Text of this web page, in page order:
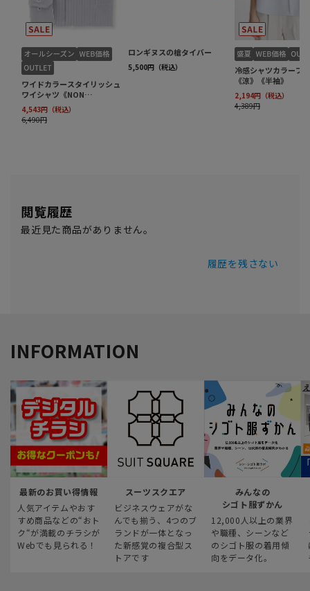
閲覧履歴
最近見た商品がありません。
履歴を残さない
INFORMATION
最新のお買い得情報
人気アイテムやおす
すめ商品などの“おト
ク“が満載のチラシが
Webでも見られる！
スーツスクエア
ビジネスウェアがな
んでも揃う、4つのブ
ランドが一体となっ
た新感覚の複合型ス
トアです
みんなの
シゴト服ずかん
12,000人以上の業界
や職種、シーンなど
のシゴト服の着用傾
向をデータ化。